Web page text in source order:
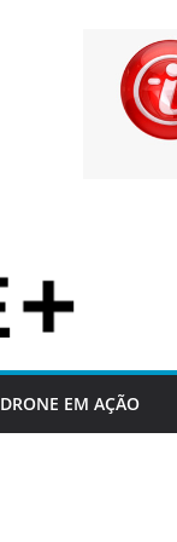
DRONE EM AÇÃO